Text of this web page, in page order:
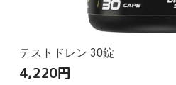
テストドレン 30錠
4,220円